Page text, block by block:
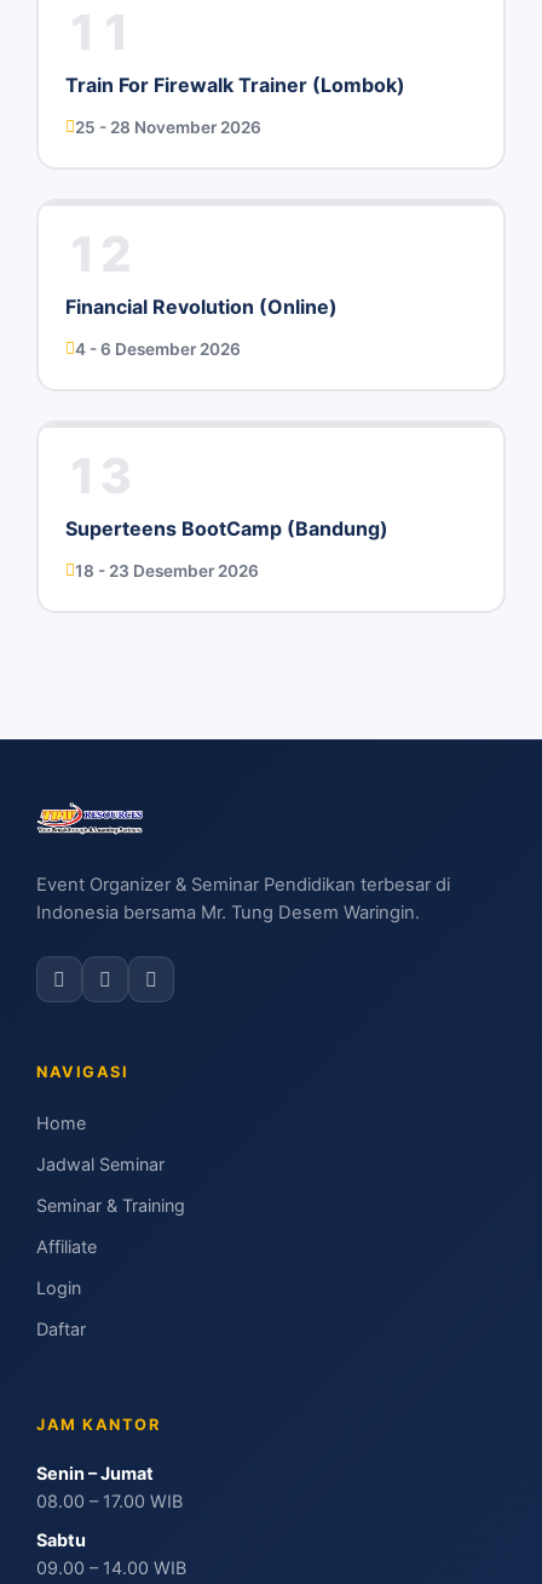
11
Train For Firewalk Trainer (Lombok)
25 - 28 November 2026
12
Financial Revolution (Online)
4 - 6 Desember 2026
13
Superteens BootCamp (Bandung)
18 - 23 Desember 2026
Event Organizer & Seminar Pendidikan terbesar di
Indonesia bersama Mr. Tung Desem Waringin.
NAVIGASI
Home
Jadwal Seminar
Seminar & Training
Affiliate
Login
Daftar
JAM KANTOR
Senin – Jumat
08.00 – 17.00 WIB
Sabtu
09.00 – 14.00 WIB